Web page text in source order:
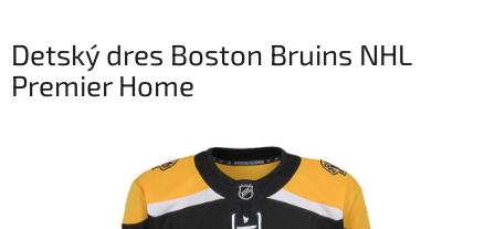
Detský dres Boston Bruins NHL
Premier Home